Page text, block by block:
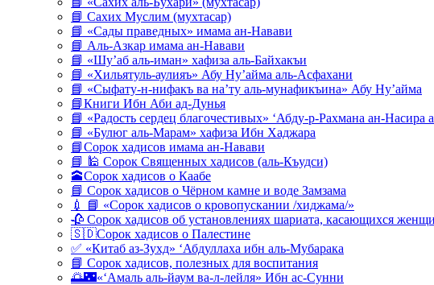
📘 Сахих Муслим (мухтасар)
📘 «Сады праведных» имама ан-Навави
📘 Аль-Азкар имама ан-Навави
📘 «Шу’аб аль-иман» хафиза аль-Байхакъи
📘 «Хильятуль-аулияъ» Абу Ну’айма аль-Асфахани
📘 «Сыфату-н-нифакъ ва на’ту аль-мунафикъина» Абу Ну’айма
📘Книги Ибн Аби ад-Дунья
📘 «Радость сердец благочестивых» ‘Абду-р-Рахмана ан-Насира
📘 «Булюг аль-Марам» хафиза Ибн Хаджара
📘Сорок хадисов имама ан-Навави
📘 🕌 Сорок Священных хадисов (аль-Къудси)
🕋Сорок хадисов о Каабе
📘 Сорок хадисов о Чёрном камне и воде Замзама
💉 📘 «Сорок хадисов о кровопускании /хиджама/»
🥀 Сорок хадисов об установлениях шариата, касающихся
🇸🇩Сорок хадисов о Палестине
✅ «Китаб аз-Зухд» ‘Абдуллаха ибн аль-Мубарака
📘 Сорок хадисов, полезных для воспитания
🌅🌃«‘Амаль аль-йаум ва-л-лейля» Ибн ас-Сунни